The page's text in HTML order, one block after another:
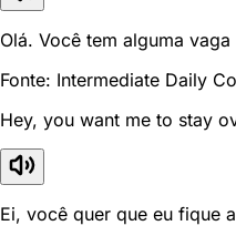
Olá. Você tem alguma
Fonte: Intermediate Daily
Hey, you want me to stay
Ei, você quer que eu fique